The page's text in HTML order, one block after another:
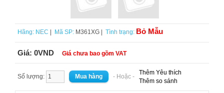
Hãng: NEC Mã SP: M361XG | Tình trạng: Bỏ Mẫu
Giá: 0VND Giá chưa bao gồm VAT
Số lượng: - Hoặc -
Thêm Yêu thích
Thêm so sánh